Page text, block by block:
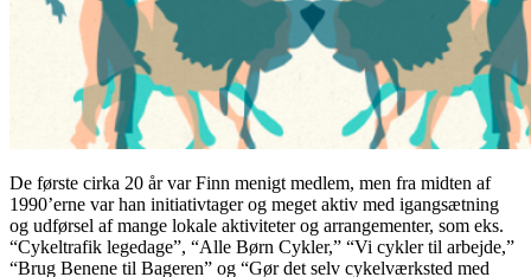
De første cirka 20 år var Finn menigt medlem, men fra midten af
1990’erne var han initiativtager og meget aktiv med igangsætning
og udførsel af mange lokale aktiviteter og arrangementer, som eks.
“Cykeltrafik legedage”, “Alle Børn Cykler,” “Vi cykler til arbejde,”
“Brug Benene til Bageren” og “Gør det selv cykelværksted med